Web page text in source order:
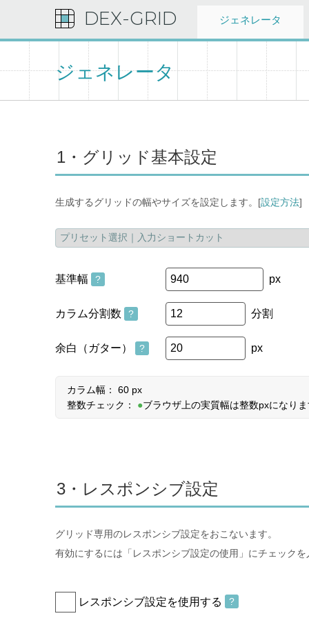
DEX-GRID ジェネレータ
ジェネレータ
1・グリッド基本設定
生成するグリッドの幅やサイズを設定します。[設定方法]
基準幅 ? px
カラム分割数 ? 分割
余白（ガター） ? px
カラム幅： 60 px
整数チェック：
●ブラウザ上の実質幅は整数pxになり
3・レスポンシブ設定
グリッド専用のレスポンシブ設定をおこないます。
有効にするには「レスポンシブ設定の使用」にチェック
レスポンシブ設定を使用する ?